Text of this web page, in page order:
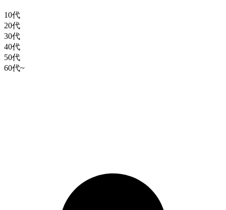
10代
20代
30代
40代
50代
60代~